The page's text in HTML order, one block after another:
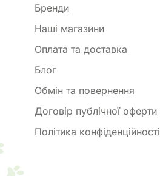
Бренди
Наші магазини
Оплата та доставка
Блог
Обмін та повернення
Договір публічної оферти
Політика конфіденційності